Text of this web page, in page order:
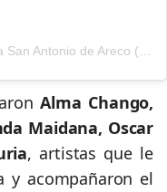
Una publicación compartida por Cultura San Antonio de Areco (@culturaareco)
Alma Chango,
Maidana, Oscar
, artistas que le
y acompañaron el